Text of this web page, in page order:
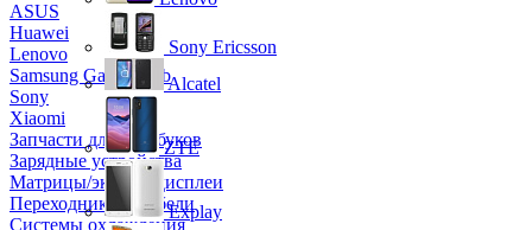
ASUS
Huawei
Lenovo
Samsung Galaxy Tab
Sony
Xiaomi
Запчасти для ноутбуков
Зарядные устройства
Матрицы/экраны/дисплеи
Переходники и кабели
Системы охлаждения
Sony Ericsson
Alcatel
ZTE
Explay